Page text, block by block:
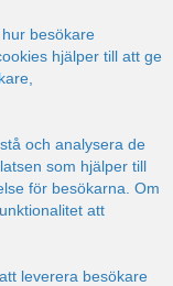
besökare
hjälper till att ge
och analysera de
som hjälper till
för besökarna. Om
att
leverera besökare